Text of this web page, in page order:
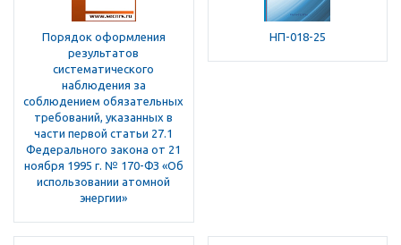
Порядок оформления
результатов
систематического
наблюдения за
соблюдением обязательных
требований, указанных в
части первой статьи 27.1
Федерального закона от 21
ноября 1995 г. № 170-ФЗ «Об
использовании атомной
энергии»
НП-018-25